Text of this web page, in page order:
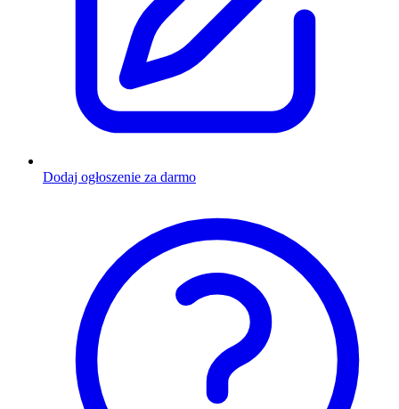
Dodaj ogłoszenie za darmo